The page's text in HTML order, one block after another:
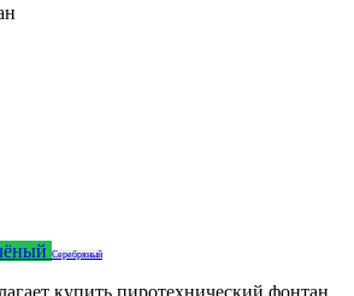
Серебряный
купить пиротехнический фонтан